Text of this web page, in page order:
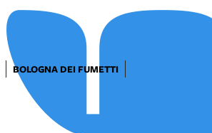
BOLOGNA DEI FUMETTI